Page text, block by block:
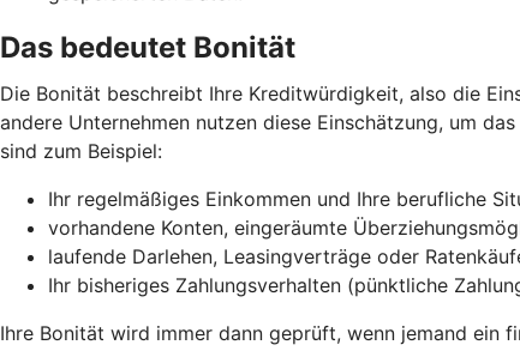
Das bedeutet Bonität
Die Bonität beschreibt Ihre Kreditwürdigkeit, also die
andere Unternehmen nutzen diese Einschätzung, um
sind zum Beispiel:
Ihr regelmäßiges Einkommen und Ihre berufliche
vorhandene Konten, eingeräumte
laufende Darlehen, Leasingverträge oder
Ihr bisheriges Zahlungsverhalten (pünktliche
Ihre Bonität wird immer dann geprüft, wenn jemand ein